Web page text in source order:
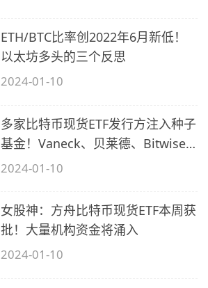
ETH/BTC比率创2022年6月新低！
以太坊多头的三个反思
2024-01-10
多家比特币现货ETF发行方注入种子
基金！Vaneck、贝莱德、Bitwise
等
2024-01-10
女股神：方舟比特币现货ETF本周获
批！大量机构资金将涌入
2024-01-10